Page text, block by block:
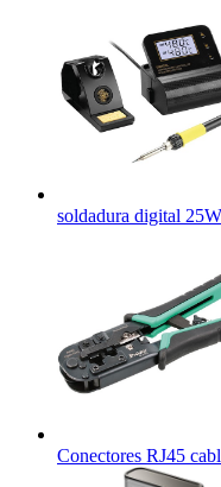
soldadura digital
Conectores RJ45